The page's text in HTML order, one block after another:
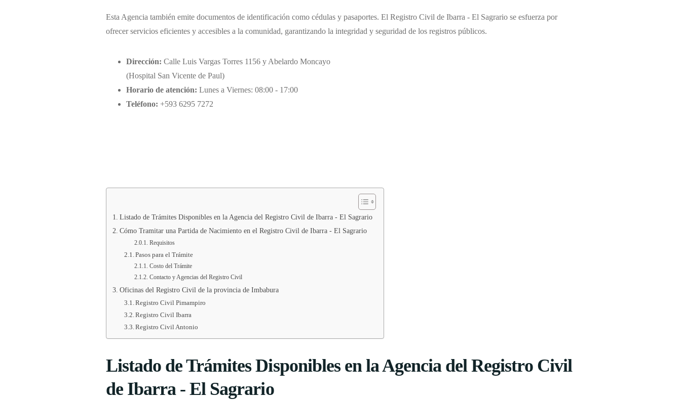
Esta Agencia también emite documentos de identificación como cédulas y pasaportes. El Registro Civil de Ibarra - El Sagrario se esfuerza por
ofrecer servicios eficientes y accesibles a la comunidad, garantizando la integridad y seguridad de los registros públicos.
Dirección: Calle Luis Vargas Torres 1156 y Abelardo Moncayo
(Hospital San Vicente de Paul)
Horario de atención: Lunes a Viernes: 08:00 - 17:00
Teléfono: +593 6295 7272
Listado de Trámites Disponibles en la Agencia del Registro Civil de Ibarra - El Sagrario
Cómo Tramitar una Partida de Nacimiento en el Registro Civil de Ibarra - El Sagrario
Requisitos
Pasos para el Trámite
Costo del Trámite
Contacto y Agencias del Registro Civil
Oficinas del Registro Civil de la provincia de Imbabura
Registro Civil Pimampiro
Registro Civil Ibarra
Registro Civil Antonio
Listado de Trámites Disponibles en la Agencia del Registro Civil
de Ibarra - El Sagrario